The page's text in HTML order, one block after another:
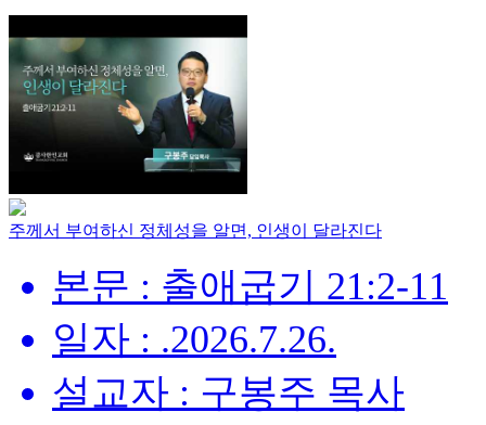
주께서 부여하신 정체성을 알면, 인생이 달라진다
본문 : 출애굽기 21:2-11
일자 : .2026.7.26.
설교자 : 구봉주 목사